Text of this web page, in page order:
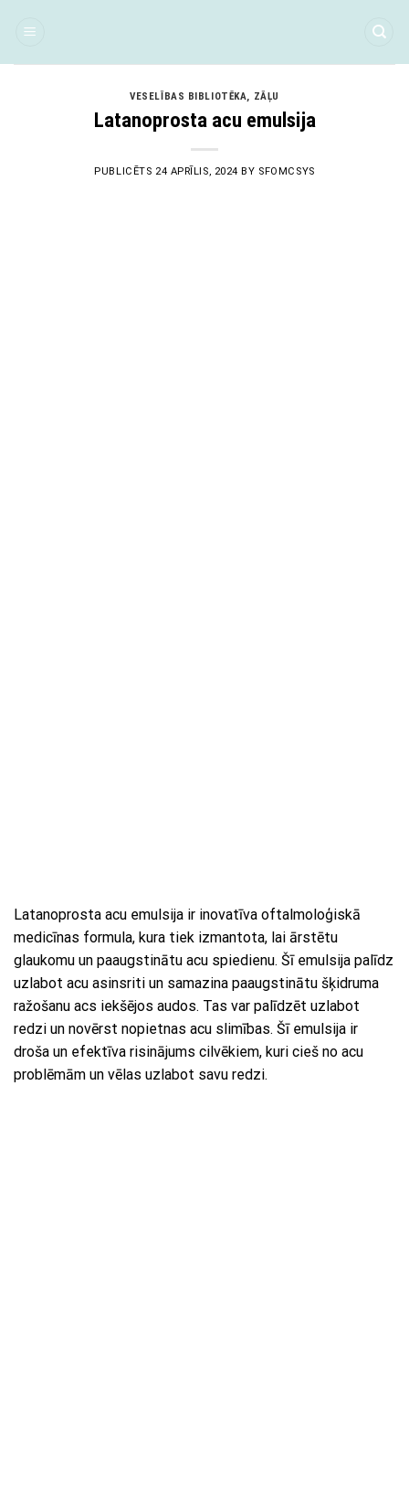
VESELĪBAS BIBLIOTĒKA, ZĀĻU
Latanoprosta acu emulsija
PUBLICĒTS 24 APRĪLIS, 2024 BY SFOMCSYS
Latanoprosta acu emulsija ir inovatīva oftalmoloģiskā
medicīnas formula, kura tiek izmantota, lai ārstētu
glaukomu un paaugstinātu acu spiedienu. Šī emulsija palīdz
uzlabot acu asinsriti un samazina paaugstinātu šķidruma
ražošanu acs iekšējos audos. Tas var palīdzēt uzlabot
redzi un novērst nopietnas acu slimības. Šī emulsija ir
droša un efektīva risinājums cilvēkiem, kuri cieš no acu
problēmām un vēlas uzlabot savu redzi.